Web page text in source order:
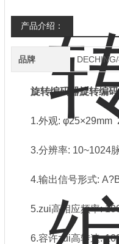
产品介绍：
品牌
旋转编码器旋转编
1.外观: φ25×29mm
3.分辨率: 10~1024
4.输出信号形式: A?B
5.zui高相应频率:
6.容许zui高转速: